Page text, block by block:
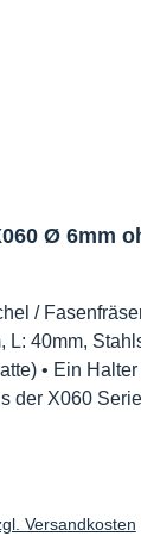
Ø 6mm
/
L: 40mm,
• Ein
der X060
Versandkosten